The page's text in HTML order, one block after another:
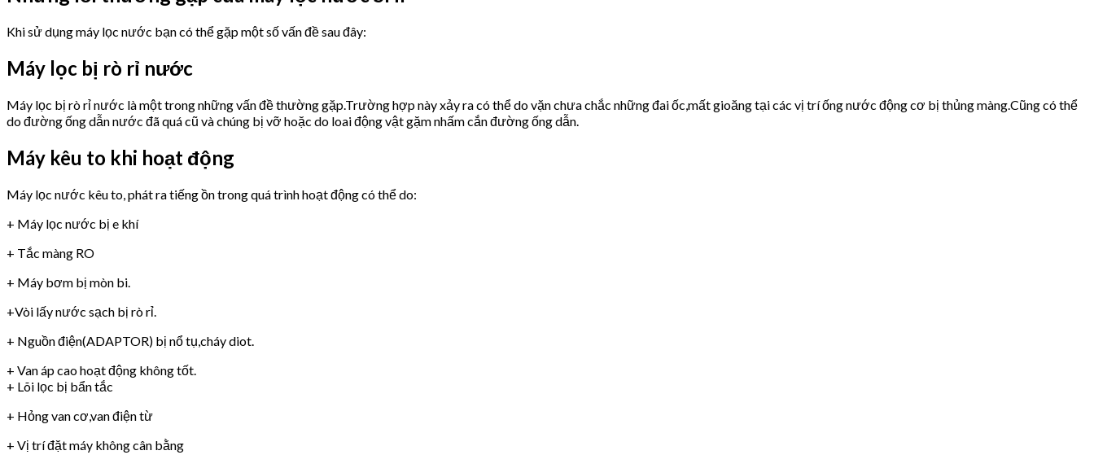
Khi sử dụng máy lọc nước bạn có thể gặp một số vấn đề sau đây:
Máy lọc bị rò rỉ nước
Máy lọc bị rò rỉ nước là một trong những vấn đề thường gặp.Trường hợp này xảy ra có thể do vặn chưa chắc những đai ốc,mất gioăng tại các vị trí ống nước động cơ bị thủng màng.Cũng có thể
do đường ống dẫn nước đã quá cũ và chúng bị vỡ hoặc do loai động vật gặm nhấm cắn đường ống dẫn.
Máy kêu to khi hoạt động
Máy lọc nước kêu to, phát ra tiếng ồn trong quá trình hoạt động có thể do:
+ Máy lọc nước bị e khí
+ Tắc màng RO
+ Máy bơm bị mòn bi.
+Vòi lấy nước sạch bị rò rỉ.
+ Nguồn điện(ADAPTOR) bị nổ tụ,cháy diot.
+ Van áp cao hoạt động không tốt.
+ Lõi lọc bị bẩn tắc
+ Hỏng van cơ,van điện từ
+ Vị trí đặt máy không cân bằng